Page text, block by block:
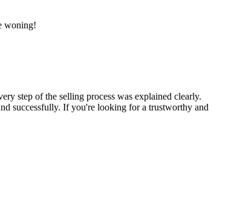
woning!
step of the selling process was explained clearly.
successfully. If you're looking for a trustworthy and